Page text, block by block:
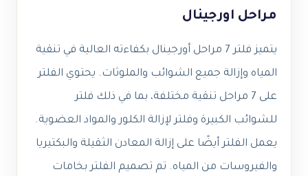
مراحل اورجينال
يتميز فلتر 7 مراحل أورجينال بكفاءته العالية في تنقية
المياه وإزالة جميع الشوائب والملوثات. يحتوي الفلتر
على 7 مراحل تنقية مختلفة، بما في ذلك فلتر
للشوائب الكبيرة وفلتر لإزالة الكلور والمواد العضوية.
يعمل الفلتر أيضًا على إزالة المعادن الثقيلة والبكتيريا
والفيروسات من المياه. تم تصميم الفلتر بخامات